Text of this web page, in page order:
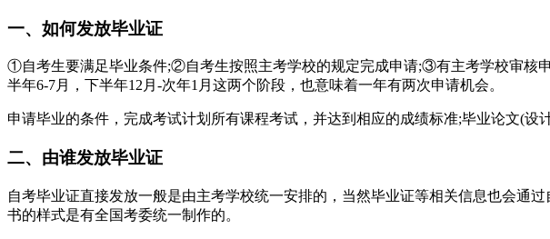
一、如何发放毕业证
①自考生要满足毕业条件;②自考生按照主考学校的规定完成申请;③有主考学校审核
半年6-7月，下半年12月-次年1月这两个阶段，也意味着一年有两次申请机会。
申请毕业的条件，完成考试计划所有课程考试，并达到相应的成绩标准;毕业论文(设
二、由谁发放毕业证
自考毕业证直接发放一般是由主考学校统一安排的，当然毕业证等相关信息也会通
书的样式是有全国考委统一制作的。